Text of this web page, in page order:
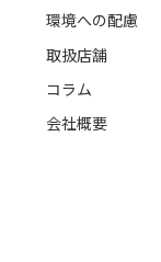
環境への配慮
取扱店舗
コラム
会社概要